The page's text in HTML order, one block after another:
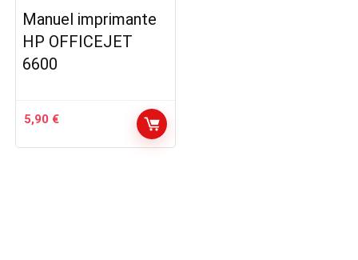
Manuel imprimante
HP OFFICEJET
6600
5,90 €